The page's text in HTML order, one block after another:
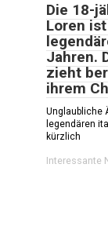
Die 18-
Loren
Jahren.
zieht
ihrem
Unglaubliche
legendären
kürzlich
Interessante